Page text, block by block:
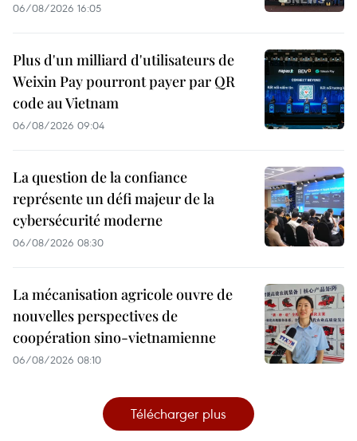
06/08/2026 16:05
Plus d'un milliard d'utilisateurs de
Weixin Pay pourront payer par QR
code au Vietnam
06/08/2026 09:04
La question de la confiance
représente un défi majeur de la
cybersécurité moderne
06/08/2026 08:30
La mécanisation agricole ouvre de
nouvelles perspectives de
coopération sino-vietnamienne
06/08/2026 08:10
Télécharger plus